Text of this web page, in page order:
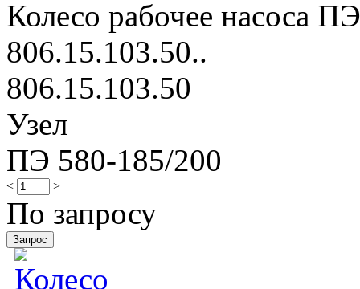
Колесо рабочее насоса
806.15.103.50..
806.15.103.50
Узел
ПЭ 580-185/200
< >
По запросу